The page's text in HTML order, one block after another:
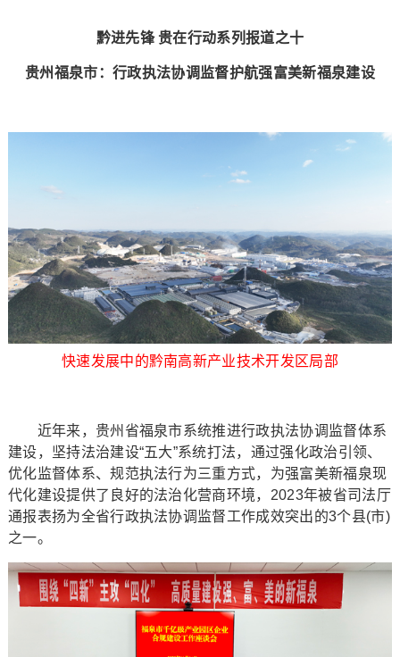
黔进先锋 贵在行动系列报道之十
贵州福泉市：行政执法协调监督护航强富美新福泉建设
快速发展中的黔南高新产业技术开发区局部
近年来，贵州省福泉市系统推进行政执法协调监督体系
建设，坚持法治建设“五大”系统打法，通过强化政治引领、
优化监督体系、规范执法行为三重方式，为强富美新福泉现
代化建设提供了良好的法治化营商环境，2023年被省司法厅
通报表扬为全省行政执法协调监督工作成效突出的3个县(市)
之一。